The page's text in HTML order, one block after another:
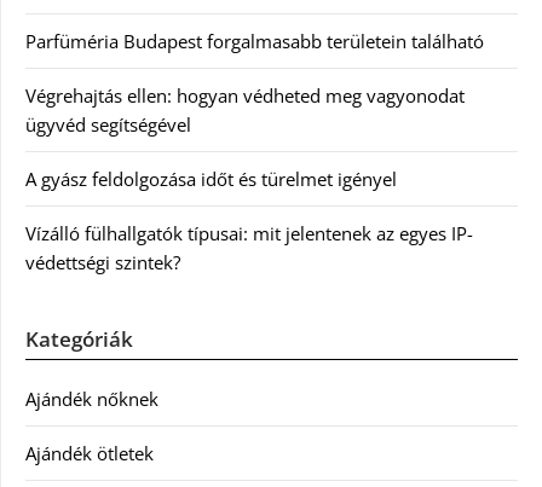
Parfüméria Budapest forgalmasabb területein található
Végrehajtás ellen: hogyan védheted meg vagyonodat
ügyvéd segítségével
A gyász feldolgozása időt és türelmet igényel
Vízálló fülhallgatók típusai: mit jelentenek az egyes IP-
védettségi szintek?
Kategóriák
Ajándék nőknek
Ajándék ötletek